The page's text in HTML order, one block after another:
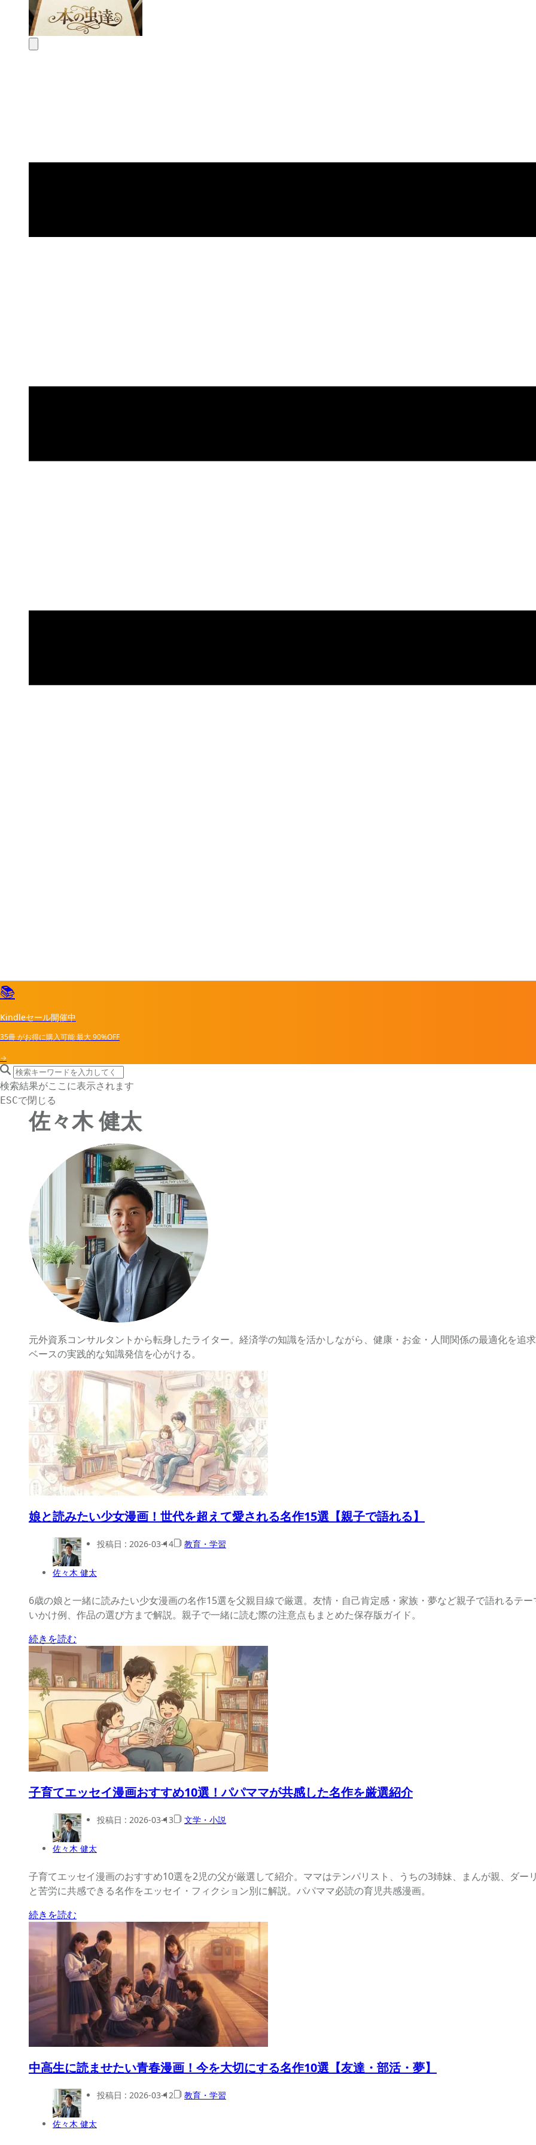
📚
Kindleセール開催中
35冊がお得に購入可能最大90%OFF
→
search icon
サイト内検索
検索結果がここに表示されます
ESCで閉じる
佐々木 健太
元外資系コンサルタントから転身したライター。経済学の知識を活かしながら、健康・お金・人間関係の最適化を追
ベースの実践的な知識発信を心がける。
娘と読みたい少女漫画！世代を超えて愛される名作15選【親子で語れる】
佐々木 健太
投稿日 : 2026-03-14 教育・学習
6歳の娘と一緒に読みたい少女漫画の名作15選を父親目線で厳選。友情・自己肯定感・家族・夢など親子で語れるテ
いかけ例、作品の選び方まで解説。親子で一緒に読む際の注意点もまとめた保存版ガイド。
続きを読む
子育てエッセイ漫画おすすめ10選！パパママが共感した名作を厳選紹介
佐々木 健太
投稿日 : 2026-03-13 文学・小説
子育てエッセイ漫画のおすすめ10選を2児の父が厳選して紹介。ママはテンパリスト、うちの3姉妹、まんが親、ダ
と苦労に共感できる名作をエッセイ・フィクション別に解説。パパママ必読の育児共感漫画。
続きを読む
中高生に読ませたい青春漫画！今を大切にする名作10選【友達・部活・夢】
佐々木 健太
投稿日 : 2026-03-12 教育・学習